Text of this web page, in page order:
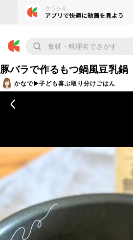
豚バラで作るもつ鍋風豆乳鍋
かなで▶︎子ども喜ぶ取り分けごはん